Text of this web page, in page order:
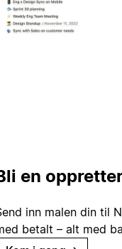
en
inn malen din til
betalt – alt med